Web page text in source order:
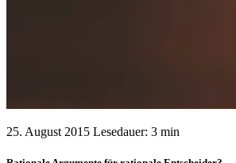
25. August 2015 Lesedauer: 3 min